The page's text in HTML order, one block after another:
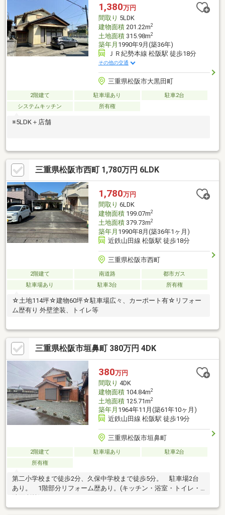
1,380万円
間取り 5LDK
建物面積201.22m2
土地面積315.98m2
築年月 1990年9月(築36年)
ＪＲ紀勢本線 松阪駅 徒歩18分
その他の交通
三重県松阪市大黒田町
2階建て 駐車場あり
駐車2台
システムキッチン
所有権
※5LDK＋店舗
三重県松阪市西町 1,780万円 6LDK
1,780万円
間取り 6LDK
建物面積199.07m2
土地面積379.73m2
築年月 1990年8月(築36年1ヶ月)
近鉄山田線 松阪駅 徒歩18分
三重県松阪市西町
2階建て 南道路
都市ガス
駐車場あり
駐車3台 所有権
☆土地114坪☆建物60坪☆駐車場広々、カーポート有☆リフォー
ム歴有り 外壁塗装、トイレ等
三重県松阪市垣鼻町 380万円 4DK
380万円
間取り 4DK
建物面積104.84m2
土地面積125.71m2
築年月 1964年11月(築61年10ヶ月)
近鉄山田線 松阪駅 徒歩19分
三重県松阪市垣鼻町
2階建て 駐車場あり
駐車2台
所有権
第二小学校まで徒歩2分、久保中学校まで徒歩5分。 駐車場2台
あり。 1階部分リフォーム歴あり。(キッチン・浴室・トイレ・